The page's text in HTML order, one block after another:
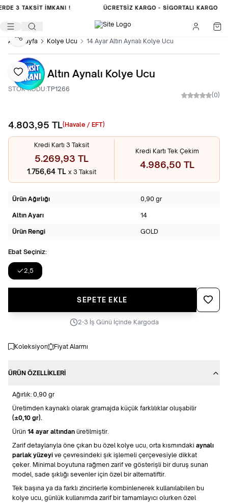
3 TAKSİT İMKANI ! ÜCRETSIZ KARGO - SIGORTALI KARGO
Ana Sayfa Kolye Ucu 14 Ayar Altın Aynalı Kolye Ucu
Favoriye Ekle
Paylaş
14 Ayar Altın Aynalı Kolye Ucu
STOK KODU:TP1266
(0)
4.803,95 TL(Havale / EFT)
Kredi Kartı 3 Taksit
5.269,93 TL
1.756,64 TL x 3 Taksit
Kredi Kartı Tek Çekim
4.986,50 TL
Ürün Ağırlığı 0,90 gr
Altın Ayarı 14
Ürün Rengi GOLD
Ebat Seçiniz:
2,5
SEPETE EKLE
2-3 İş Günü İçinde Kargoda
Koleksiyon Fiyat Alarmı
ÜRÜN ÖZELLIKLERI
Ağırlık: 0,90 gr
Üretimden kaynaklı olarak gramajda küçük farklılıklar oluşabilir
(±0,10 gr).
Ürün 14 ayar altından üretilmiştir.
Zarif detaylarıyla öne çıkan bu özel kolye ucu, orta kısmındaki aynalı
parlak yüzeyi ve çevresindeki şık işlemeli çerçevesiyle dikkat
çeker. Minimal boyutuna rağmen zarif ve gösterişli bir duruş sunan
model, sade şıklığı sevenler için özel bir alternatiftir.
Tek başına ya da farklı zincirlerle kombinlenerek kullanılabilen bu
kolye ucu, günlük kullanımda zarif bir tamamlayıcı olurken özel